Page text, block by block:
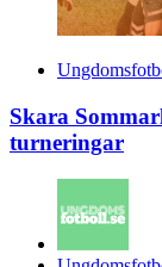
Skara
turneringar